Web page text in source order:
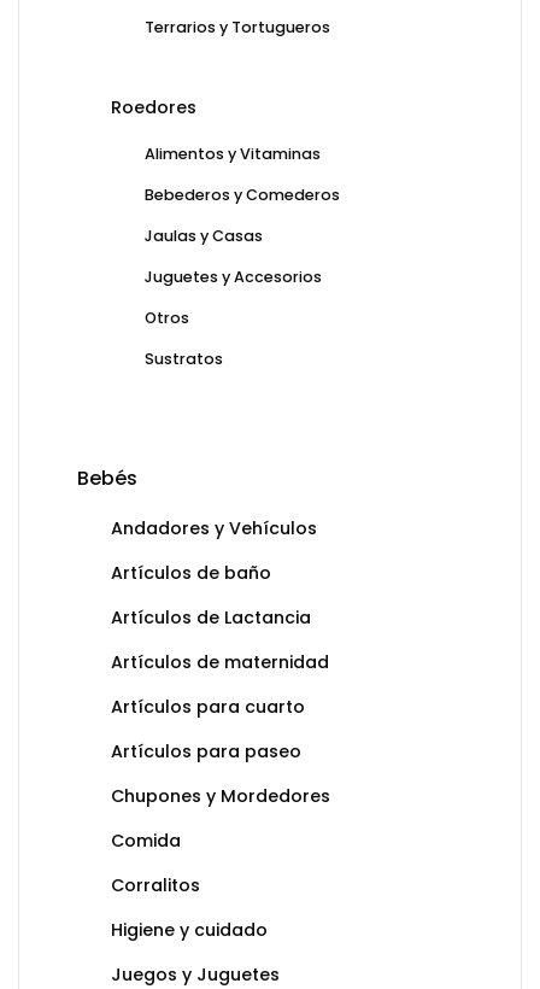
Terrarios y Tortugueros
Roedores
Alimentos y Vitaminas
Bebederos y Comederos
Jaulas y Casas
Juguetes y Accesorios
Otros
Sustratos
Bebés
Andadores y Vehículos
Artículos de baño
Artículos de Lactancia
Artículos de maternidad
Artículos para cuarto
Artículos para paseo
Chupones y Mordedores
Comida
Corralitos
Higiene y cuidado
Juegos y Juguetes